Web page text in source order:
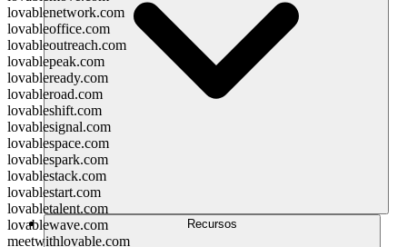
Recursos
lovablenetwork.com
lovableoffice.com
lovableoutreach.com
lovablepeak.com
lovableready.com
lovableroad.com
lovableshift.com
lovablesignal.com
lovablespace.com
lovablespark.com
lovablestack.com
lovablestart.com
lovabletalent.com
lovablewave.com
meetwithlovable.com